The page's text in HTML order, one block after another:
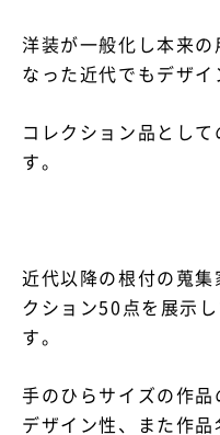
洋装が一般化し本来
なった近代でもデザ
コレクション品とし
す。
近代以降の根付の蒐
クション50点を展示
す。
手のひらサイズの作
デザイン性、また作